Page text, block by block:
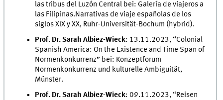
las tribus del Luzón Central bei: Galería de viajeros a
las Filipinas.Narrativas de viaje españolas de los
siglos XIX y XX, Ruhr-Universität-Bochum (hybrid).
Prof. Dr. Sarah Albiez-Wieck: 13.11.2023, “Colonial
Spanish America: On the Existence and Time Span of
Normenkonkurrenz” bei: Konzeptforum
Normenkonkurrenz und kulturelle Ambiguität,
Münster.
Prof. Dr. Sarah Albiez-Wieck: 09.11.2023, “Reisen